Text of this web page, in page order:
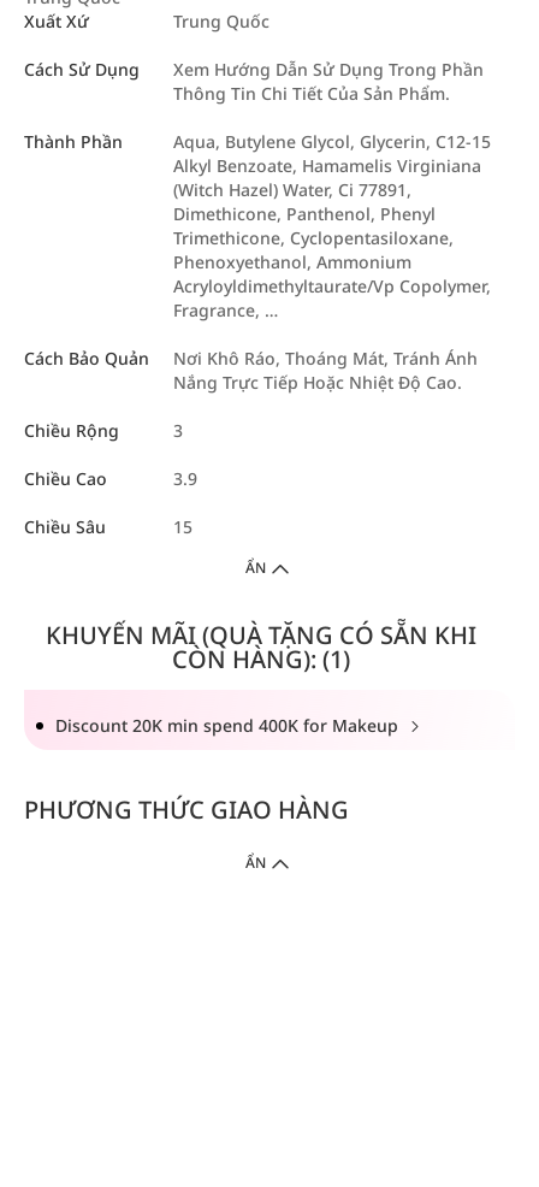
Xuất Xứ
Trung Quốc
Cách Sử Dụng
Xem Hướng Dẫn Sử Dụng Trong Phần
Thông Tin Chi Tiết Của Sản Phẩm.
Thành Phần
Aqua, Butylene Glycol, Glycerin, C12-15
Alkyl Benzoate, Hamamelis Virginiana
(Witch Hazel) Water, Ci 77891,
Dimethicone, Panthenol, Phenyl
Trimethicone, Cyclopentasiloxane,
Phenoxyethanol, Ammonium
Acryloyldimethyltaurate/Vp Copolymer,
Fragrance, …
Cách Bảo Quản
Nơi Khô Ráo, Thoáng Mát, Tránh Ánh
Nắng Trực Tiếp Hoặc Nhiệt Độ Cao.
Chiều Rộng 3
Chiều Cao 3.9
Chiều Sâu 15
ẨN
KHUYẾN MÃI (QUÀ TẶNG CÓ SẴN KHI
CÒN HÀNG): (1)
Discount 20K min spend 400K for Makeup
PHƯƠNG THỨC GIAO HÀNG
ẨN